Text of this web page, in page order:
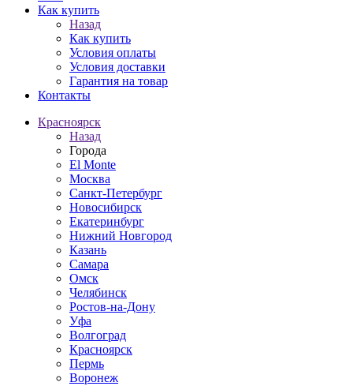
Как купить
Назад
Как купить
Условия оплаты
Условия доставки
Гарантия на товар
Контакты
Красноярск
Назад
Города
El Monte
Москва
Санкт-Петербург
Новосибирск
Екатеринбург
Нижний Новгород
Казань
Самара
Омск
Челябинск
Ростов-на-Дону
Уфа
Волгоград
Красноярск
Пермь
Воронеж